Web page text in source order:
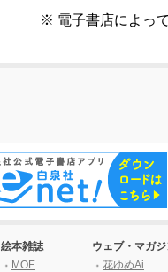
※ 電子書店によっ
絵本雑誌
MOE
ウェブ・マガ
花ゆめAi